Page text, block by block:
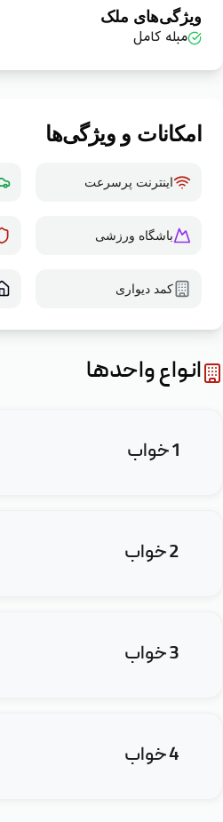
ویژگی‌های ملک
مبله کامل
امکانات و ویژگی‌ها
اینترنت پرسرعت
باشگاه ورزشی
کمد دیواری
انواع واحدها
1 خواب
2 خواب
3 خواب
4 خواب